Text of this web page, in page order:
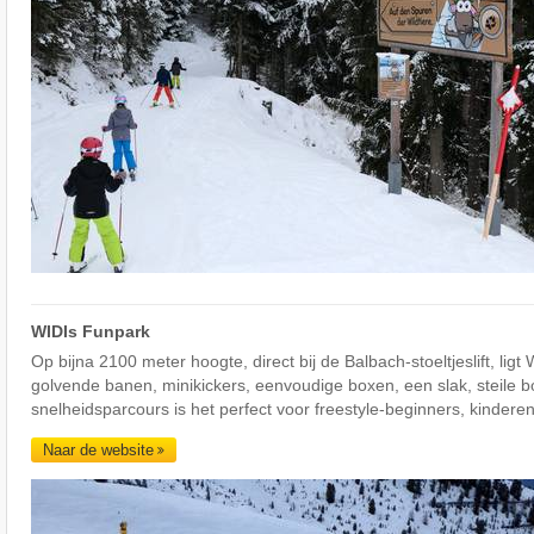
WIDIs Funpark
Op bijna 2100 meter hoogte, direct bij de Balbach-stoeltjeslift, ligt
golvende banen, minikickers, eenvoudige boxen, een slak, steile
snelheidsparcours is het perfect voor freestyle-beginners,
Naar de website